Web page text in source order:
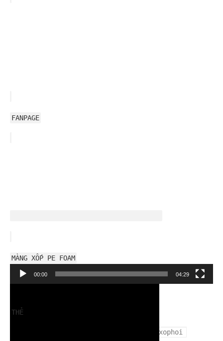
FANPAGE
MÀNG XỐP PE FOAM
Trình
chơi
00:00 04:29
THẺ
mangxophoi